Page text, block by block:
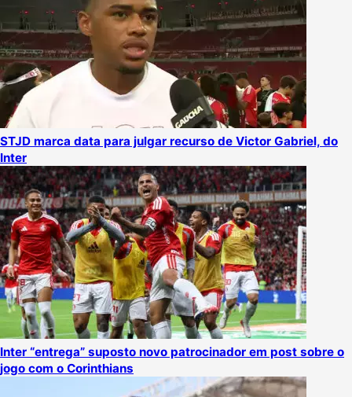
STJD marca data para julgar recurso de Victor Gabriel, do
Inter
Inter “entrega” suposto novo patrocinador em post sobre o
jogo com o Corinthians